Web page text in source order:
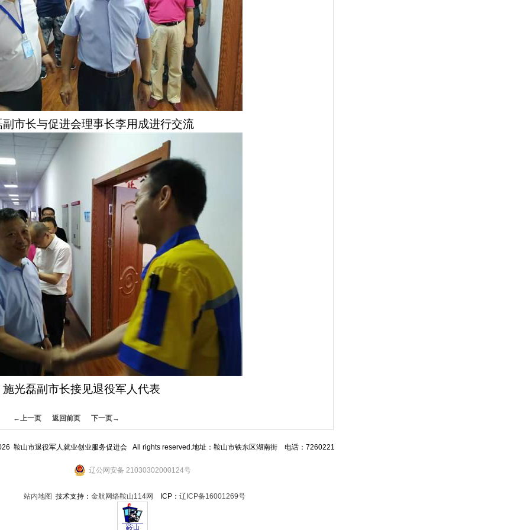
副市长与促进会理事长李用成进行交流
施光磊副市长接见退役军人代表
←上一页 返回前页 下一页→
鞍山市退役军人就业创业服务促进会 All rights reserved.地址：鞍山市铁东区湖南街 电话：7260221
辽公网安备 21030302000124号
站内地图 技术支持： 金航网络鞍山114网 ICP： 辽ICP备16001269号